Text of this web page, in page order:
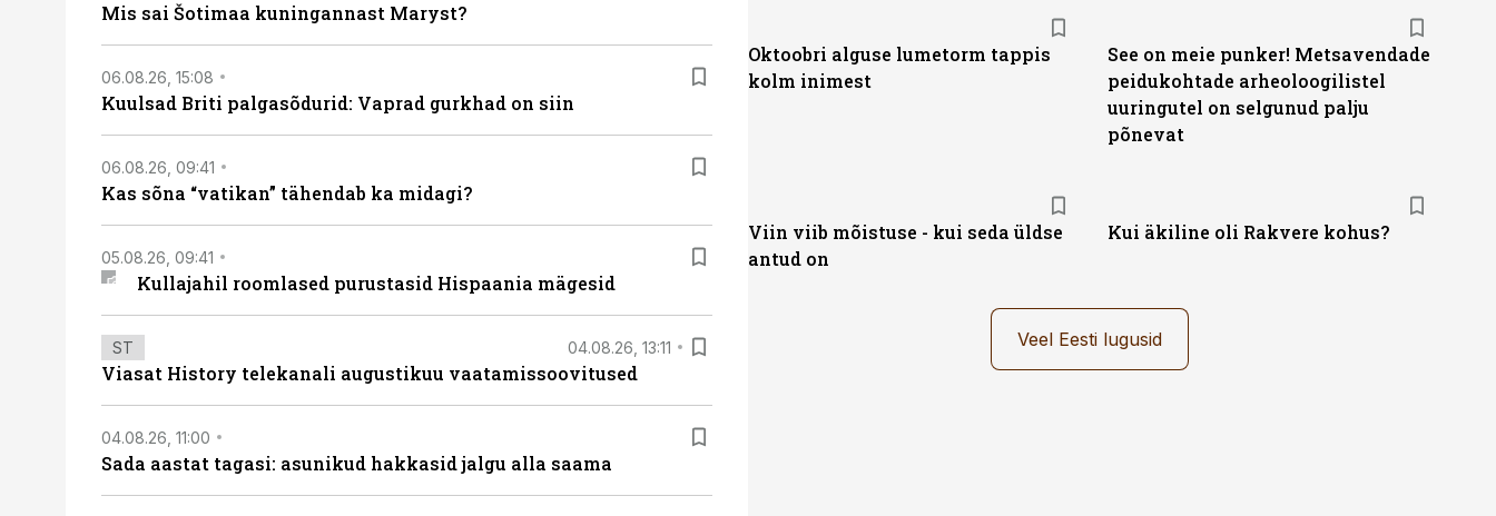
Mis sai Šotimaa kuningannast Maryst?
06.08.26, 15:08
Kuulsad Briti palgasõdurid: Vaprad gurkhad on siin
06.08.26, 09:41
Kas sõna “vatikan” tähendab ka midagi?
05.08.26, 09:41
Kullajahil roomlased purustasid Hispaania mägesid
ST 04.08.26, 13:11
Viasat History telekanali augustikuu vaatamissoovitused
04.08.26, 11:00
Sada aastat tagasi: asunikud hakkasid jalgu alla saama
Oktoobri alguse lumetorm tappis
kolm inimest
See on meie punker! Metsavendade
peidukohtade arheoloogilistel
uuringutel on selgunud palju
põnevat
Viin viib mõistuse - kui seda üldse
antud on
Kui äkiline oli Rakvere kohus?
Veel Eesti lugusid